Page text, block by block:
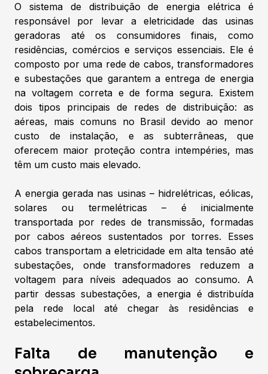
O sistema de distribuição de energia elétrica é
responsável por levar a eletricidade das usinas
geradoras até os consumidores finais, como
residências, comércios e serviços essenciais. Ele é
composto por uma rede de cabos, transformadores
e subestações que garantem a entrega de energia
na voltagem correta e de forma segura. Existem
dois tipos principais de redes de distribuição: as
aéreas, mais comuns no Brasil devido ao menor
custo de instalação, e as subterrâneas, que
oferecem maior proteção contra intempéries, mas
têm um custo mais elevado.
A energia gerada nas usinas – hidrelétricas, eólicas,
solares ou termelétricas – é inicialmente
transportada por redes de transmissão, formadas
por cabos aéreos sustentados por torres. Esses
cabos transportam a eletricidade em alta tensão até
subestações, onde transformadores reduzem a
voltagem para níveis adequados ao consumo. A
partir dessas subestações, a energia é distribuída
pela rede local até chegar às residências e
estabelecimentos.
Falta de manutenção e